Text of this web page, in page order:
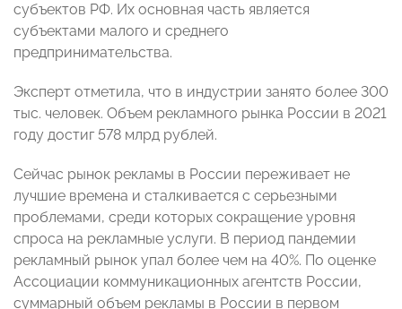
субъектов РФ. Их основная часть является
субъектами малого и среднего
предпринимательства.
Эксперт отметила, что в индустрии занято более 300
тыс. человек. Объем рекламного рынка России в 2021
году достиг 578 млрд рублей.
Сейчас рынок рекламы в России переживает не
лучшие времена и сталкивается с серьезными
проблемами, среди которых сокращение уровня
спроса на рекламные услуги. В период пандемии
рекламный рынок упал более чем на 40%. По оценке
Ассоциации коммуникационных агентств России,
суммарный объем рекламы в России в первом